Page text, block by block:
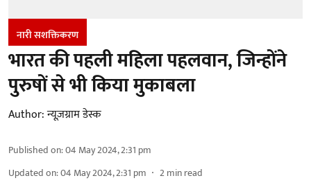
नारी सशक्तिकरण
भारत की पहली महिला पहलवान, जिन्होंने
पुरुषों से भी किया मुकाबला
Author:न्यूज़ग्राम डेस्क
Published on:04 May 2024, 2:31 pm
Updated on:04 May 2024, 2:31 pm 2min read